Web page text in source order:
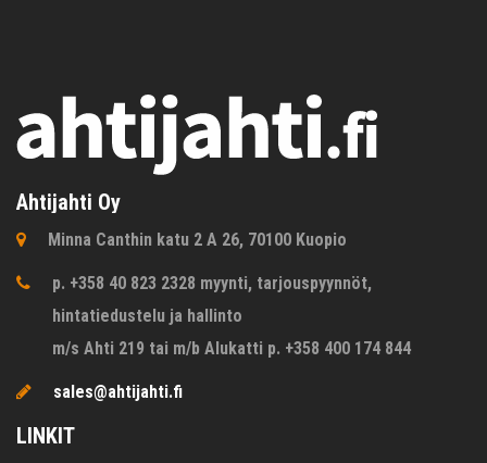
Ahtijahti Oy
Minna Canthin katu 2 A 26, 70100 Kuopio
p. +358 40 823 2328 myynti, tarjouspyynnöt,
hintatiedustelu ja hallinto
m/s Ahti 219 tai m/b Alukatti p. +358 400 174 844
sales@ahtijahti.fi
LINKIT